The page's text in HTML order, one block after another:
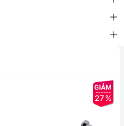
27%